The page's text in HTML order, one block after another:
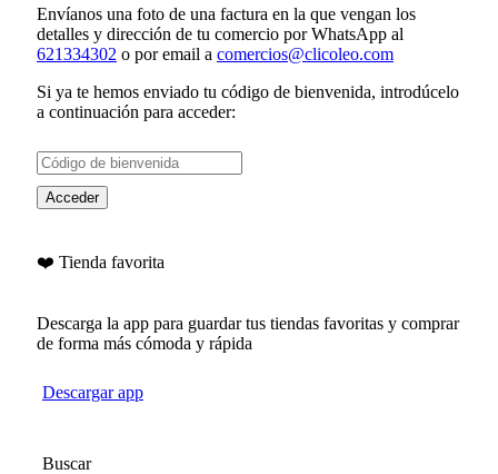
Envíanos una foto de una factura en la que vengan los
detalles y dirección de tu comercio por WhatsApp al
621334302 o por email a comercios@clicoleo.com
Si ya te hemos enviado tu código de bienvenida, introdúcelo
a continuación para acceder:
Acceder
❤️ Tienda favorita
Descarga la app para guardar tus tiendas favoritas y comprar
de forma más cómoda y rápida
Descargar app
Buscar